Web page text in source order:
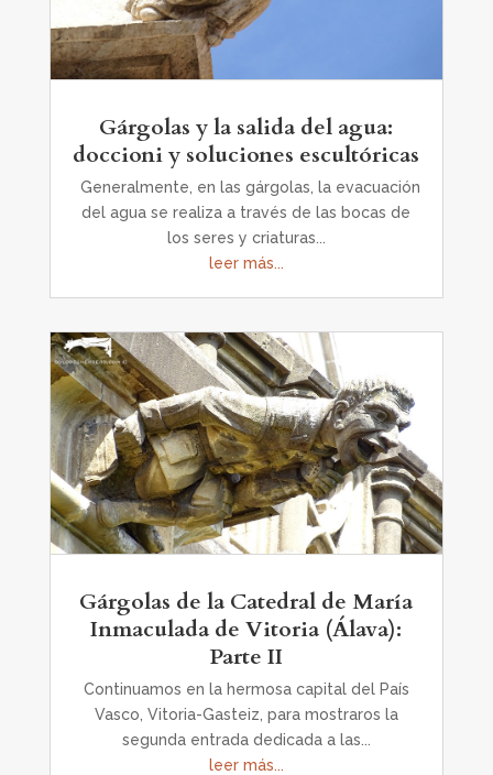
Gárgolas y la salida del agua:
doccioni y soluciones escultóricas
Generalmente, en las gárgolas, la evacuación
del agua se realiza a través de las bocas de
los seres y criaturas...
leer más...
Gárgolas de la Catedral de María
Inmaculada de Vitoria (Álava):
Parte II
Continuamos en la hermosa capital del País
Vasco, Vitoria-Gasteiz, para mostraros la
segunda entrada dedicada a las...
leer más...